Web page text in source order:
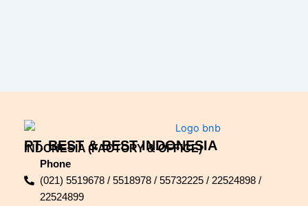
PT. BEST & BEST INDONESIA
INDONESIA (FACTORY & OFFICE)
Phone
(021) 5519678 / 5518978 / 55732225 / 22524898 /
22524899